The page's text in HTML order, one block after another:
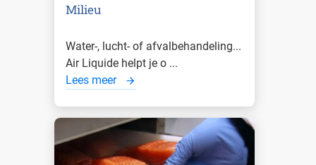
Milieu
Water-, lucht- of afvalbehandeling...
Air Liquide helpt je o ...
Lees meer